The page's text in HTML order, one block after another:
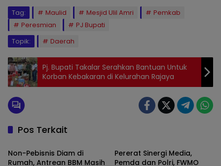
Tag: Maulid Mesjid Ulil Amri
Pemkab
Peresmian
PJ Bupati
Topik:
Daerah
Pj. Bupati Takalar Serahkan Bantuan Untuk
Korban Kebakaran di Kelurahan Rajaya
Pos Terkait
Berita
Non-Pebisnis Diam di
Rumah, Antrean BBM Masih
Pererat Sinergi Media,
Pemda dan Polri, FWMO